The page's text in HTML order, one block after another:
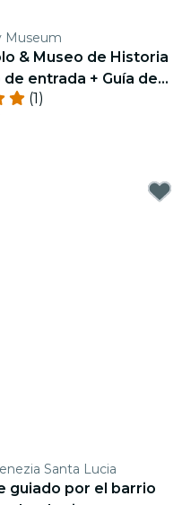
Museum
& Museo de Historia
entrada + Guía de
(1)
Santa Lucia
guiado por el barrio